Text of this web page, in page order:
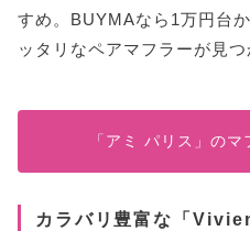
すめ。BUYMAなら1万円台
ッタリなペアマフラーが見
「アミ パリス」の
カラバリ豊富な「